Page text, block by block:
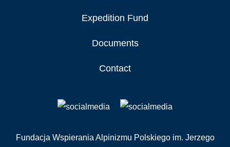
Expedition Fund
Documents
Contact
Fundacja Wspierania Alpinizmu Polskiego im. Jerzego